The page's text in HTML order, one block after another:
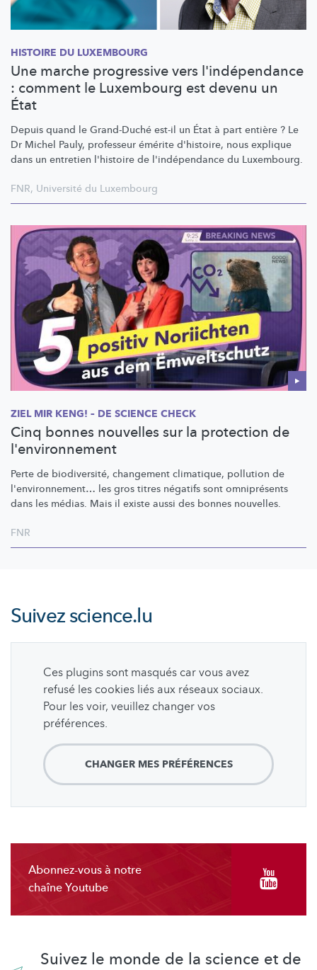
HISTOIRE DU LUXEMBOURG
Une marche progressive vers l'indépendance
: comment le Luxembourg est devenu un
État
Depuis quand le Grand-Duché est-il un État à part entière ? Le
Dr Michel Pauly, professeur émérite d'histoire, nous explique
dans un entretien l'histoire de l'indépendance du Luxembourg.
FNR, Université du Luxembourg
ZIEL MIR KENG! – DE SCIENCE CHECK
Cinq bonnes nouvelles sur la protection de
l'environnement
Perte de biodiversité, changement climatique, pollution de
l'environnement… les gros titres négatifs sont omniprésents
dans les médias. Mais il existe aussi des bonnes nouvelles.
FNR
Suivezscience.lu
Ces plugins sont masqués car vous avez
refusé les cookies liés aux réseaux sociaux.
Pour les voir, veuillez changer vos
préférences.
CHANGER MES PRÉFÉRENCES
Abonnez-vous à notre
chaîne Youtube
Suivez le monde de la science et de